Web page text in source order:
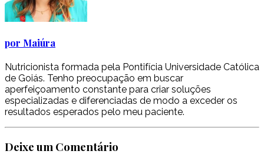
por Maiúra
Nutricionista formada pela Pontifícia Universidade Católica
de Goiás. Tenho preocupação em buscar
aperfeiçoamento constante para criar soluções
especializadas e diferenciadas de modo a exceder os
resultados esperados pelo meu paciente.
Deixe um Comentário